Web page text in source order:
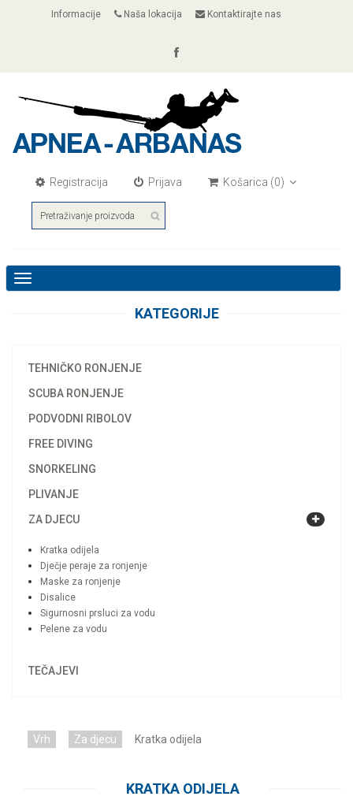
Informacije Naša lokacija Kontaktirajte nas
Registracija Prijava Košarica (0)
navigation
KATEGORIJE
TEHNIČKO RONJENJE
SCUBA RONJENJE
PODVODNI RIBOLOV
FREE DIVING
SNORKELING
PLIVANJE
ZA DJECU
Kratka odijela
Dječje peraje za ronjenje
Maske za ronjenje
Disalice
Sigurnosni prsluci za vodu
Pelene za vodu
TEČAJEVI
Vrh Za djecu Kratka odijela
KRATKA ODIJELA